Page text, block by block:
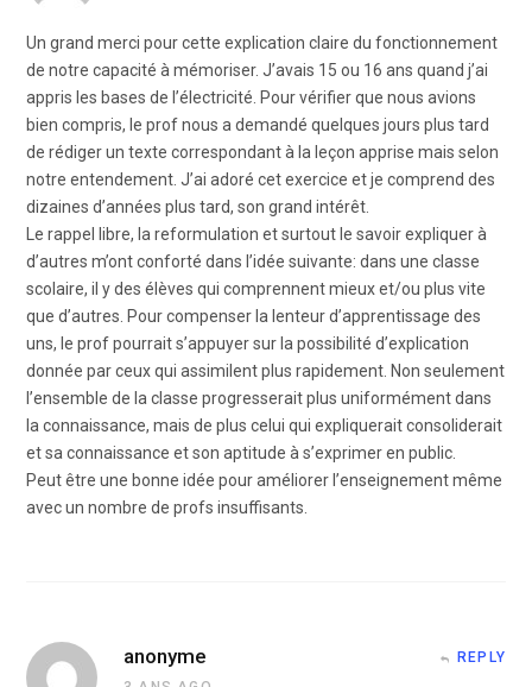
Un grand merci pour cette explication claire du fonctionnement
de notre capacité à mémoriser. J’avais 15 ou 16 ans quand j’ai
appris les bases de l’électricité. Pour vérifier que nous avions
bien compris, le prof nous a demandé quelques jours plus tard
de rédiger un texte correspondant à la leçon apprise mais selon
notre entendement. J’ai adoré cet exercice et je comprend des
dizaines d’années plus tard, son grand intérêt.
Le rappel libre, la reformulation et surtout le savoir expliquer à
d’autres m’ont conforté dans l’idée suivante: dans une classe
scolaire, il y des élèves qui comprennent mieux et/ou plus vite
que d’autres. Pour compenser la lenteur d’apprentissage des
uns, le prof pourrait s’appuyer sur la possibilité d’explication
donnée par ceux qui assimilent plus rapidement. Non seulement
l’ensemble de la classe progresserait plus uniformément dans
la connaissance, mais de plus celui qui expliquerait consoliderait
et sa connaissance et son aptitude à s’exprimer en public.
Peut être une bonne idée pour améliorer l’enseignement même
avec un nombre de profs insuffisants.
anonyme REPLY